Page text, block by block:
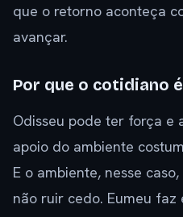
que o retorno aconteça
avançar.
Por que o cotidiano
Odisseu pode ter força e
apoio do ambiente
E o ambiente, nesse
não ruir cedo. Eumeu